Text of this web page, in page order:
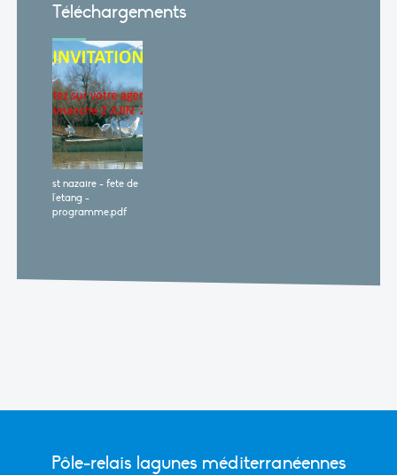
Téléchargements
st nazaire - fete de
l'etang -
programme.pdf
Pôle-relais lagunes méditerranéennes